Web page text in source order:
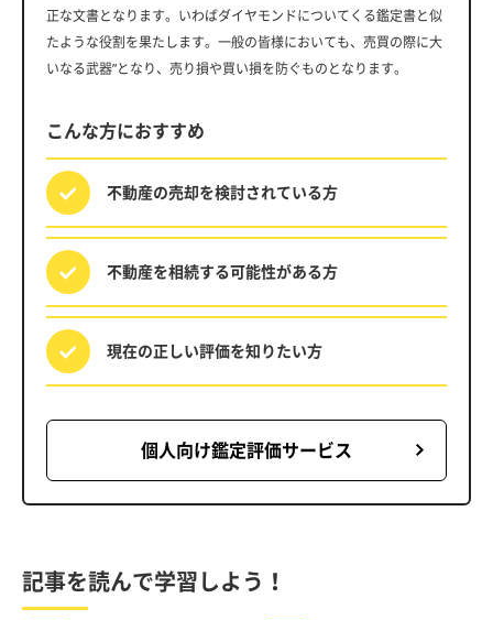
正な文書となります。いわばダイヤモンドについてくる鑑定書と似
たような役割を果たします。一般の皆様においても、売買の際に大
いなる武器”となり、売り損や買い損を防ぐものとなります。
こんな方におすすめ
不動産の売却を検討されている方
不動産を相続する可能性がある方
現在の正しい評価を知りたい方
個人向け鑑定評価サービス
記事を読んで学習しよう！